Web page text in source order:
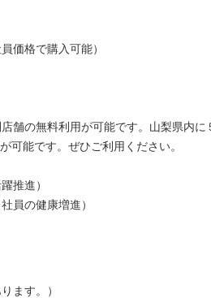
価格で購入可能）
舗の無料利用が可能です。山梨県内に
可能です。ぜひご利用ください。
推進）
員の健康増進）
ます。）